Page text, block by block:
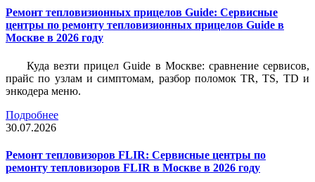
Ремонт тепловизионных прицелов Guide: Сервисные
центры по ремонту тепловизионных прицелов Guide в
Москве в 2026 году
Куда везти прицел Guide в Москве: сравнение сервисов,
прайс по узлам и симптомам, разбор поломок TR, TS, TD и
энкодера меню.
Подробнее
30.07.2026
Ремонт тепловизоров FLIR: Сервисные центры по
ремонту тепловизоров FLIR в Москве в 2026 году